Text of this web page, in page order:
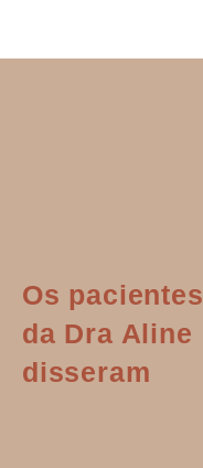
Os pacientes
da Dra Aline
disseram